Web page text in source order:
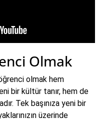
Olmak
olmak hem
bir kültür tanır, hem de
Tek başınıza yeni bir
üzerinde